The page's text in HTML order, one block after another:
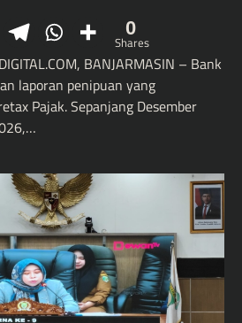
0
Shares
BANJARMASIN – Bank
laporan penipuan yang
Pajak. Sepanjang Desember